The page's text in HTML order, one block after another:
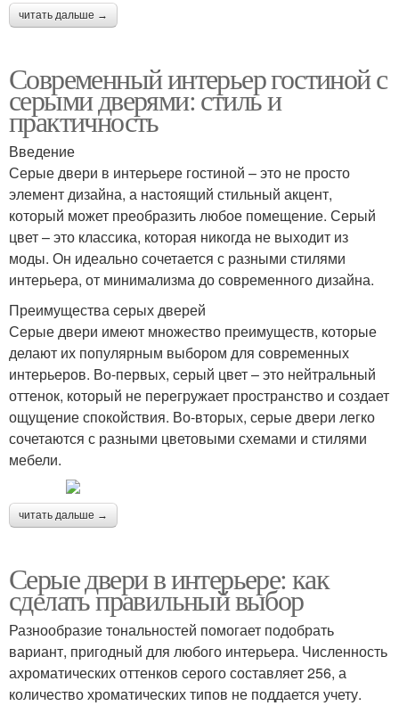
читать дальше →
Современный интерьер гостиной с
серыми дверями: стиль и
практичность
Введение
Серые двери в интерьере гостиной – это не просто
элемент дизайна, а настоящий стильный акцент,
который может преобразить любое помещение. Серый
цвет – это классика, которая никогда не выходит из
моды. Он идеально сочетается с разными стилями
интерьера, от минимализма до современного дизайна.
Преимущества серых дверей
Серые двери имеют множество преимуществ, которые
делают их популярным выбором для современных
интерьеров. Во-первых, серый цвет – это нейтральный
оттенок, который не перегружает пространство и создает
ощущение спокойствия. Во-вторых, серые двери легко
сочетаются с разными цветовыми схемами и стилями
мебели.
читать дальше →
Серые двери в интерьере: как
сделать правильный выбор
Разнообразие тональностей помогает подобрать
вариант, пригодный для любого интерьера. Численность
ахроматических оттенков серого составляет 256, а
количество хроматических типов не поддается учету.